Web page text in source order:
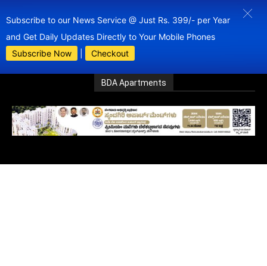
Subscribe to our News Service @ Just Rs. 399/- per Year
and Get Daily Updates Directly to Your Mobile Phones
Subscribe Now
Checkout
BDA Apartments